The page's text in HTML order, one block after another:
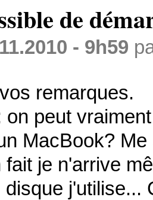
de
- 9h59
remarques.
on peut
MacBook?
fait je n'arrive
j'utilise...